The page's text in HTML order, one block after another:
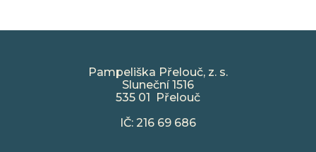
Pampeliška Přelouč, z. s.
Sluneční 1516
535 01 Přelouč
IČ: 216 69 686